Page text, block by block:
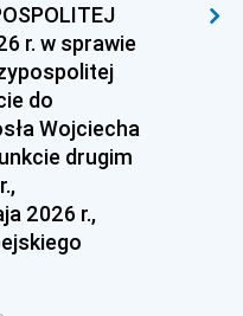
1994
1991
1985
1979
r. w sprawie
do
Wojciecha
drugim
2026 r.,